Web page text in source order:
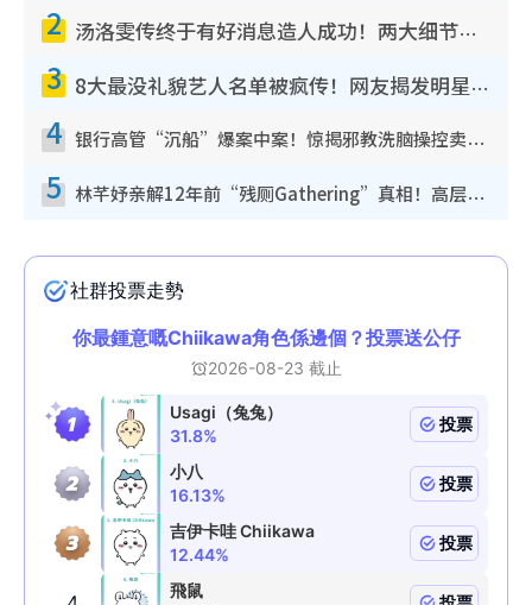
2 汤洛雯传终于有好消息造人成功！两大细节曝孕味极浓引猜测：大肚婆先会咁！
3 8大最没礼貌艺人名单被疯传！网友揭发明星真面目，一致数落这一位是无品天花板？
4 银行高管“沉船”爆案中案！惊揭邪教洗脑操控卖淫被吞600万，幕后黑手讲多错多
5 林芊妤亲解12年前“残厕Gathering”真相！高层解约一句话重创尊严，至今拒返TVB